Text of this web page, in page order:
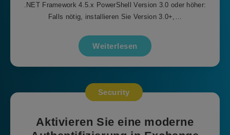
.NET Framework 4.5.x PowerShell Version 3.0 oder höher:
Falls nötig, installieren Sie Version 3.0+,…
Weiterlesen
Security
Aktivieren Sie eine moderne